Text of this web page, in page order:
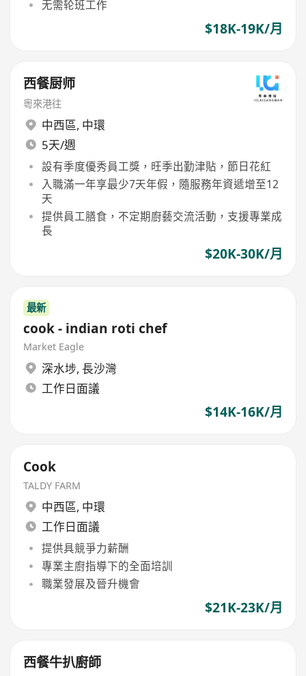
无需轮班工作
$18K-19K/月
西餐厨师
粵來港往
中西區, 中環
5天/週
設有季度優秀員工獎，旺季出勤津貼，節日花紅
入職滿一年享最少7天年假，隨服務年資遞增至12
天
提供員工膳食，不定期廚藝交流活動，支援專業成
長
$20K-30K/月
最新
cook - indian roti chef
Market Eagle
深水埗, 長沙灣
工作日面議
$14K-16K/月
Cook
TALDY FARM
中西區, 中環
工作日面議
提供具競爭力薪酬
專業主廚指導下的全面培訓
職業發展及晉升機會
$21K-23K/月
西餐牛扒廚師